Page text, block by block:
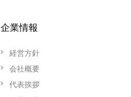
企業情報
経営方針
会社概要
代表挨拶